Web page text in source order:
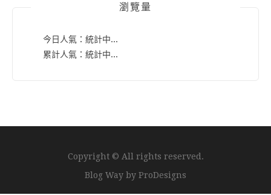
瀏覽量
今日人氣： 統計中...
累計人氣： 統計中...
Copyright © All rights reserved.
Blog Way by ProDesigns